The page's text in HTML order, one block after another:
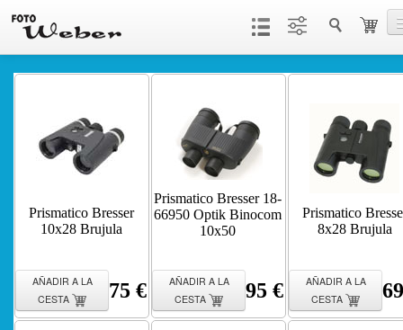
Servicios
Prismatico Bresser
10x28 Brujula
AÑADIR A LA
CESTA
75 €
Prismatico Bresser 18-
66950 Optik Binocom
10x50
AÑADIR A LA
CESTA
95 €
Prismatico
8x28 Brujula
AÑADIR A LA
CESTA